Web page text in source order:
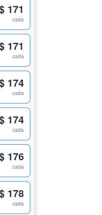
171
cada
171
cada
174
cada
174
cada
176
cada
178
cada